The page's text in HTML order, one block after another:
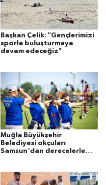
Başkan Çelik: "Gençlerimizi
sporla buluşturmaya
devam edeceğiz"
Muğla Büyükşehir
Belediyesi okçuları
Samsun'dan derecelerle